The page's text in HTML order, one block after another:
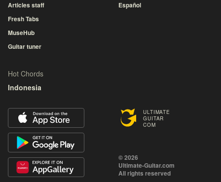
ULTIMATE
GUITAR
COM
© 2026
Ultimate-Guitar.com
All rights reserved
Articles staff
Fresh Tabs
MuseHub
Guitar tuner
Español
Hot Chords
Indonesia